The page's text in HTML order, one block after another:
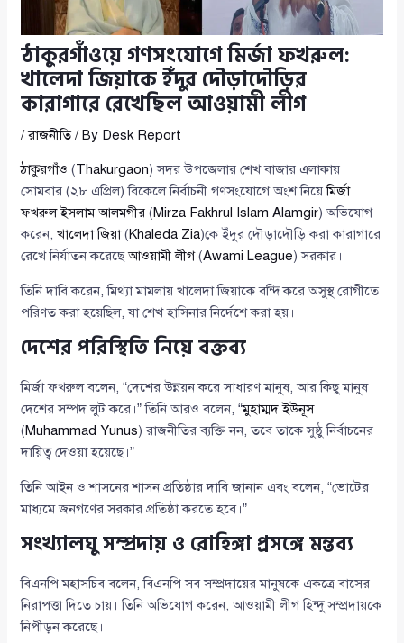
ঠাকুরগাঁওয়ে গণসংযোগে মির্জা ফখরুল:
খালেদা জিয়াকে ইঁদুর দৌড়াদৌড়ির
কারাগারে রেখেছিল আওয়ামী লীগ
/রাজনীতি/ By Desk Report
ঠাকুরগাঁও (Thakurgaon) সদর উপজেলার শেখ বাজার এলাকায়
সোমবার (২৮ এপ্রিল) বিকেলে নির্বাচনী গণসংযোগে অংশ নিয়েমির্জা
ফখরুল ইসলাম আলমগীর (Mirza Fakhrul Islam Alamgir) অভিযোগ
করেন,খালেদা জিয়া(Khaleda Zia)কে ইঁদুর দৌড়াদৌড়ি করা কারাগারে
রেখে নির্যাতন করেছেআওয়ামী লীগ(Awami League) সরকার।
তিনি দাবি করেন, মিথ্যা মামলায় খালেদা জিয়াকে বন্দি করে অসুস্থ রোগীতে
পরিণত করা হয়েছিল, যা শেখ হাসিনার নির্দেশে করা হয়।
দেশের পরিস্থিতি নিয়ে বক্তব্য
মির্জা ফখরুল বলেন, “দেশের উন্নয়ন করে সাধারণ মানুষ, আর কিছু মানুষ
দেশের সম্পদ লুট করে।” তিনি আরও বলেন, “মুহাম্মদ ইউনূস
(Muhammad Yunus) রাজনীতির ব্যক্তি নন, তবে তাকে সুষ্ঠু নির্বাচনের
দায়িত্ব দেওয়া হয়েছে।”
তিনি আইন ও শাসনের শাসন প্রতিষ্ঠার দাবি জানান এবং বলেন, “ভোটের
মাধ্যমে জনগণের সরকার প্রতিষ্ঠা করতে হবে।”
সংখ্যালঘু সম্প্রদায় ও রোহিঙ্গা প্রসঙ্গে মন্তব্য
বিএনপি মহাসচিব বলেন, বিএনপি সব সম্প্রদায়ের মানুষকে একত্রে বাসের
নিরাপত্তা দিতে চায়। তিনি অভিযোগ করেন, আওয়ামী লীগ হিন্দু সম্প্রদায়কে
নিপীড়ন করেছে।